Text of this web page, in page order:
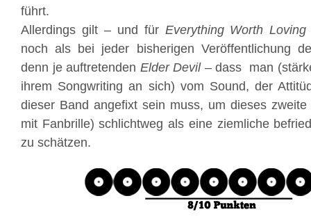
führt.
Allerdings gilt – und für Everything Worth Loving
noch als bei jeder bisherigen Veröffentlichung
denn je auftretenden Elder Devil– dass man
ihrem Songwriting an sich) vom Sound, der
dieser Band angefixt sein muss, um dieses
mit Fanbrille) schlichtweg als eine ziemliche
zu schätzen.